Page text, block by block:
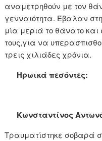
αναμετρηθούν με τον
γενναιότητα. Έβαλαν
μία μεριά το θάνατο
τους,για να
τρεις χιλιάδες χρόνια.
Ηρωικά πεσόντες:
Κωνσταντίνος
Τραυματίστηκε σοβαρά